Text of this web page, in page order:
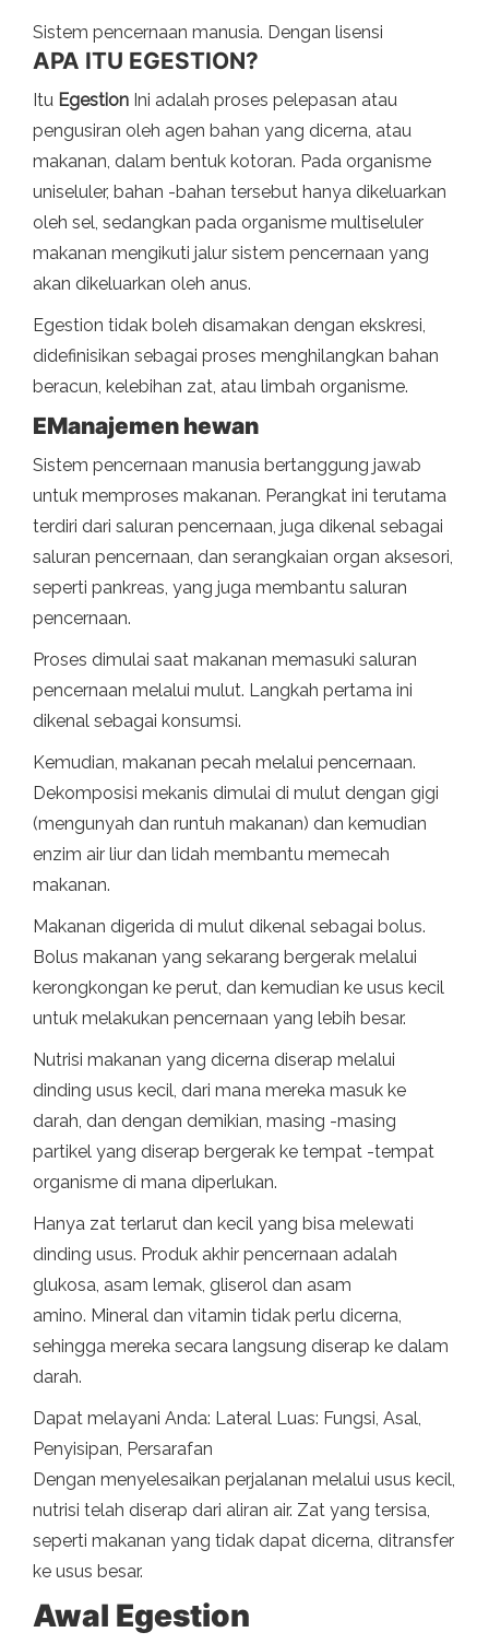
Sistem pencernaan manusia. Dengan lisensi
APA ITU EGESTION?
Itu Egestion Ini adalah proses pelepasan atau
pengusiran oleh agen bahan yang dicerna, atau
makanan, dalam bentuk kotoran. Pada organisme
uniseluler, bahan -bahan tersebut hanya dikeluarkan
oleh sel, sedangkan pada organisme multiseluler
makanan mengikuti jalur sistem pencernaan yang
akan dikeluarkan oleh anus.
Egestion tidak boleh disamakan dengan ekskresi,
didefinisikan sebagai proses menghilangkan bahan
beracun, kelebihan zat, atau limbah organisme.
EManajemen hewan
Sistem pencernaan manusia bertanggung jawab
untuk memproses makanan. Perangkat ini terutama
terdiri dari saluran pencernaan, juga dikenal sebagai
saluran pencernaan, dan serangkaian organ aksesori,
seperti pankreas, yang juga membantu saluran
pencernaan.
Proses dimulai saat makanan memasuki saluran
pencernaan melalui mulut. Langkah pertama ini
dikenal sebagai konsumsi.
Kemudian, makanan pecah melalui pencernaan.
Dekomposisi mekanis dimulai di mulut dengan gigi
(mengunyah dan runtuh makanan) dan kemudian
enzim air liur dan lidah membantu memecah
makanan.
Makanan digerida di mulut dikenal sebagai bolus.
Bolus makanan yang sekarang bergerak melalui
kerongkongan ke perut, dan kemudian ke usus kecil
untuk melakukan pencernaan yang lebih besar.
Nutrisi makanan yang dicerna diserap melalui
dinding usus kecil, dari mana mereka masuk ke
darah, dan dengan demikian, masing -masing
partikel yang diserap bergerak ke tempat -tempat
organisme di mana diperlukan.
Hanya zat terlarut dan kecil yang bisa melewati
dinding usus. Produk akhir pencernaan adalah
glukosa, asam lemak, gliserol dan asam
amino. Mineral dan vitamin tidak perlu dicerna,
sehingga mereka secara langsung diserap ke dalam
darah.
Dapat melayani Anda: Lateral Luas: Fungsi, Asal,
Penyisipan, Persarafan
Dengan menyelesaikan perjalanan melalui usus kecil,
nutrisi telah diserap dari aliran air. Zat yang tersisa,
seperti makanan yang tidak dapat dicerna, ditransfer
ke usus besar.
Awal Egestion